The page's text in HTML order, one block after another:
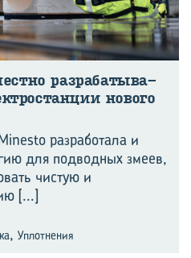
раз­ра­ба­ты­ва­
но­во­го
разработала и
для подводных змеев,
чистую и
[...]
, Уплотнения